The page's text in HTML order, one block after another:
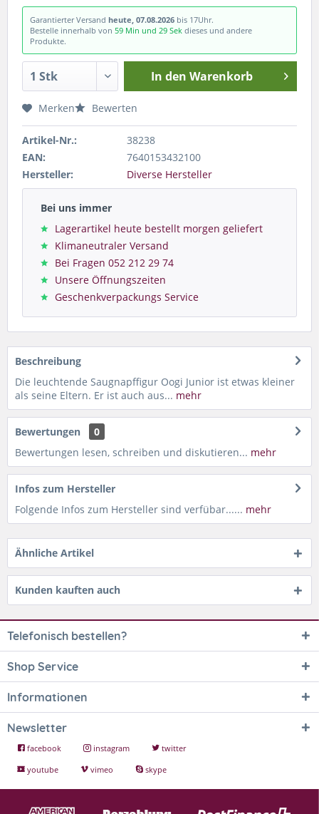
Garantierter Versand heute, 07.08.2026 bis 17Uhr.
Bestelle innerhalb von 59 Min und 28 Sek dieses und andere
Produkte.
In den Warenkorb
Merken Bewerten
Artikel-Nr.:
38238
EAN:
7640153432100
Hersteller:
Diverse Hersteller
Bei uns immer
Lagerartikel heute bestellt morgen geliefert
Klimaneutraler Versand
Bei Fragen 052 212 29 74
Unsere Öffnungszeiten
Geschenkverpackungs Service
Beschreibung
Die leuchtende Saugnapffigur Oogi Junior ist etwas kleiner
als seine Eltern. Er ist auch aus... mehr
Bewertungen
0
Bewertungen lesen, schreiben und diskutieren... mehr
Infos zum Hersteller
Folgende Infos zum Hersteller sind verfübar...... mehr
Ähnliche Artikel
Kunden kauften auch
Telefonisch bestellen?
Shop Service
Informationen
Newsletter
facebook instagram
twitter
youtube
vimeo skype